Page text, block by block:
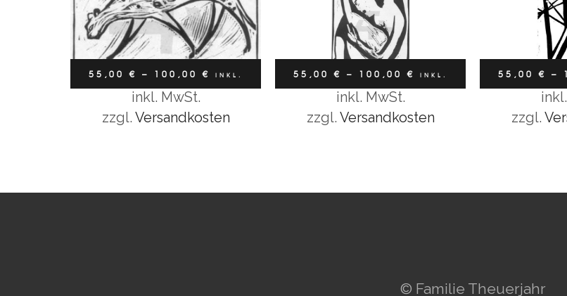
Ausführung wählen
55,00€ – 100,00€ INKL.
inkl. MwSt.
zzgl. Versandkosten
Ausführung wählen
55,00€ – 100,00€ INKL.
inkl. MwSt.
zzgl. Versandkosten
55,00€ –
zzgl.
© Familie Theuerjahr